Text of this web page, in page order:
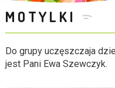
MOTYLKI
Do grupy uczęszczaja
jest Pani Ewa Szewczyk.